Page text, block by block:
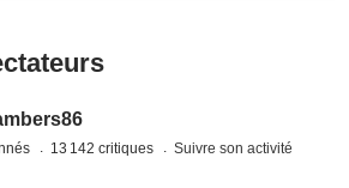
13 142 critiques Suivre son activité